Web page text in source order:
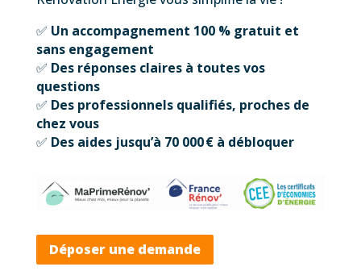
✅ Un accompagnement 100 % gratuit et
sans engagement
✅ Des réponses claires à toutes vos
questions
✅ Des professionnels qualifiés, proches de
chez vous
✅ Des aides jusqu’à 70 000 € à débloquer
Déposer une demande